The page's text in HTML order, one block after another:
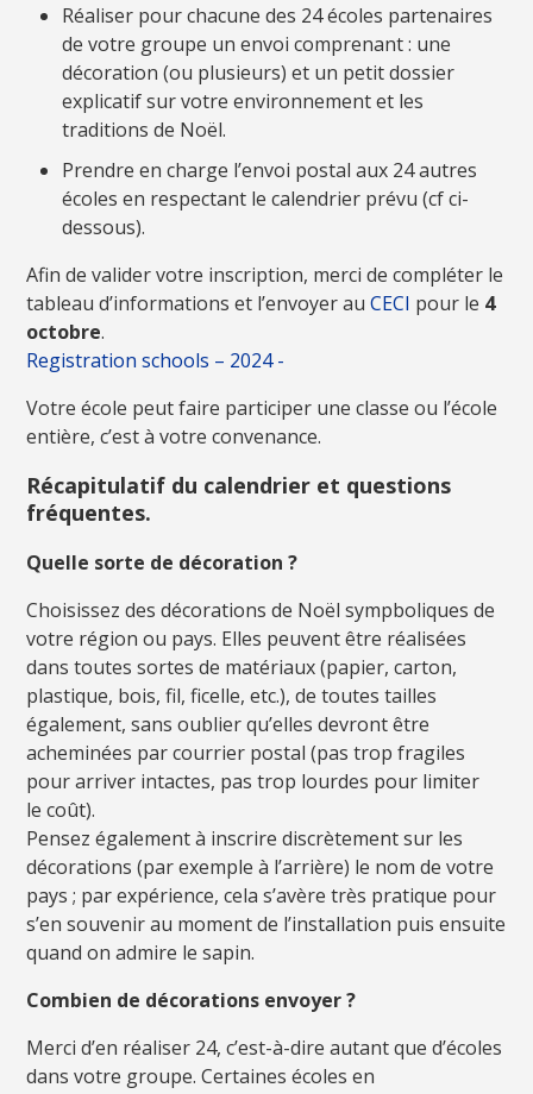
Réaliser pour chacune des 24 écoles partenaires
de votre groupe un envoi comprenant : une
décoration (ou plusieurs) et un petit dossier
explicatif sur votre environnement et les
traditions de Noël.
Prendre en charge l’envoi postal aux 24 autres
écoles en respectant le calendrier prévu (cf ci-
dessous).
Afin de valider votre inscription, merci de compléter le
tableau d’informations et l’envoyer auCECI pour le 4
octobre.
Registration schools – 2024 -
Votre école peut faire participer une classe ou l’école
entière, c’est à votre convenance.
Récapitulatif du calendrier et questions
fréquentes.
Quelle sorte de décoration ?
Choisissez des décorations de Noël sympboliques de
votre région ou pays. Elles peuvent être réalisées
dans toutes sortes de matériaux (papier, carton,
plastique, bois, fil, ficelle, etc.), de toutes tailles
également, sans oublier qu’elles devront être
acheminées par courrier postal (pas trop fragiles
pour arriver intactes, pas trop lourdes pour limiter
le coût).
Pensez également à inscrire discrètement sur les
décorations (par exemple à l’arrière) le nom de votre
pays ; par expérience, cela s’avère très pratique pour
s’en souvenir au moment de l’installation puis ensuite
quand on admire le sapin.
Combien de décorations envoyer ?
Merci d’en réaliser 24, c’est-à-dire autant que d’écoles
dans votre groupe. Certaines écoles en